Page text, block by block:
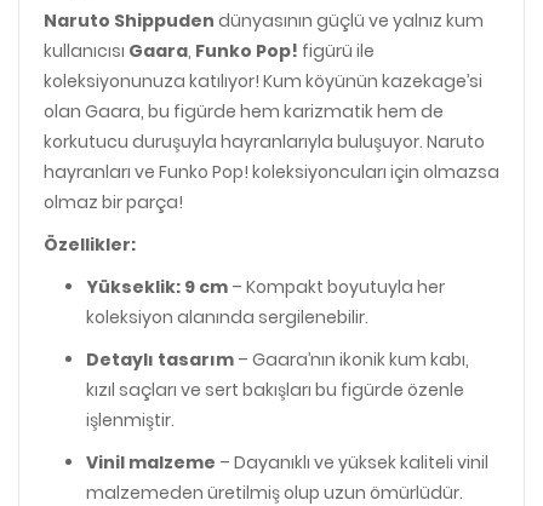
Naruto Shippuden dünyasının güçlü ve yalnız kum
kullanıcısı Gaara, Funko Pop! figürü ile
koleksiyonunuza katılıyor! Kum köyünün kazekage’si
olan Gaara, bu figürde hem karizmatik hem de
korkutucu duruşuyla hayranlarıyla buluşuyor. Naruto
hayranları ve Funko Pop! koleksiyoncuları için olmazsa
olmaz bir parça!
Özellikler:
Yükseklik: 9 cm – Kompakt boyutuyla her
koleksiyon alanında sergilenebilir.
Detaylı tasarım – Gaara’nın ikonik kum kabı,
kızıl saçları ve sert bakışları bu figürde özenle
işlenmiştir.
Vinil malzeme – Dayanıklı ve yüksek kaliteli vinil
malzemeden üretilmiş olup uzun ömürlüdür.